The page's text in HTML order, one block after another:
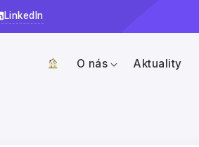
LinkedIn
O nás Aktuality